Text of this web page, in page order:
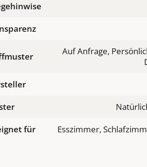
Auf Anfrage,
für
Esszimmer,